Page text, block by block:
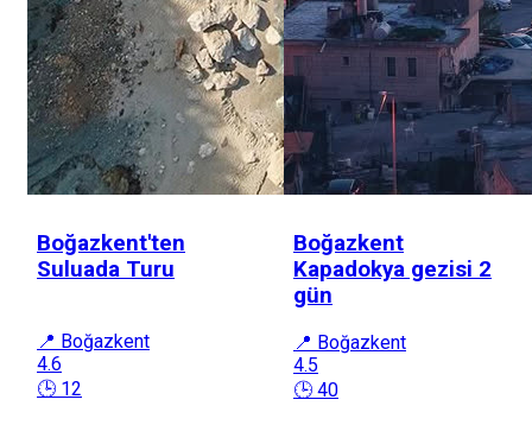
Boğazkent'ten
Suluada Turu
📍 Boğazkent
4.6
🕒 12
Boğazkent
Kapadokya gezisi 2
gün
📍 Boğazkent
4.5
🕒 40